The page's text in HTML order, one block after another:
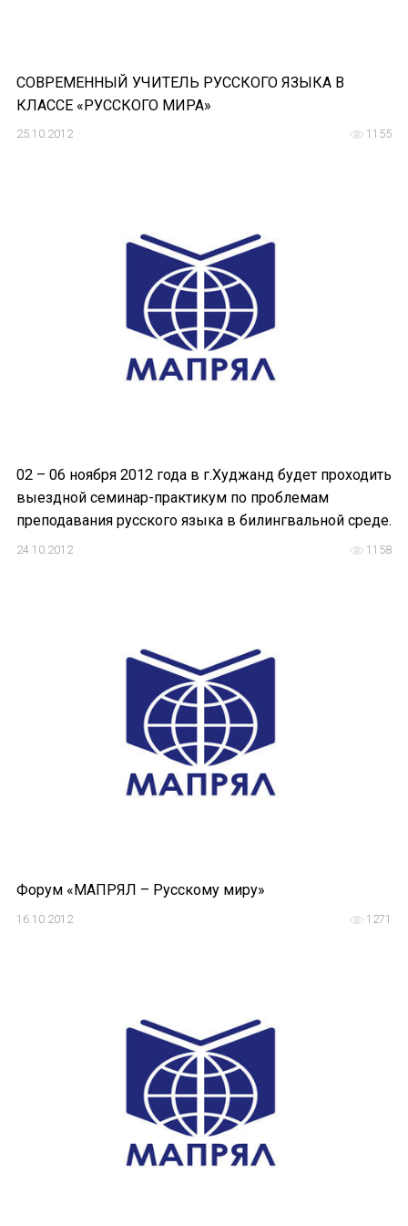
СОВРЕМЕННЫЙ УЧИТЕЛЬ РУССКОГО ЯЗЫКА В
КЛАССЕ «РУССКОГО МИРА»
1155
25.10.2012
02 – 06 ноября 2012 года в г.Худжанд будет проходить
выездной семинар-практикум по проблемам
преподавания русского языка в билингвальной среде.
1158
24.10.2012
Форум «МАПРЯЛ – Русскому миру»
1271
16.10.2012